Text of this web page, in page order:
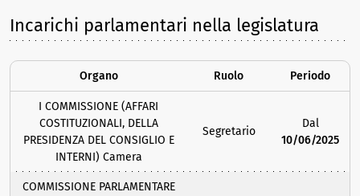
Incarichi parlamentari nella legislatura
Organo Ruolo Periodo
I COMMISSIONE (AFFARI
COSTITUZIONALI, DELLA
PRESIDENZA DEL CONSIGLIO E
INTERNI) Camera
Segretario
Dal
10/06/2025
COMMISSIONE PARLAMENTARE